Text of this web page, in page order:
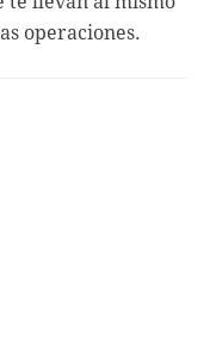
operaciones.